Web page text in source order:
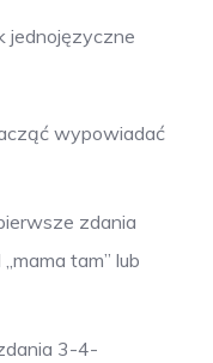
jednojęzyczne
wypowiadać
zdania
tam” lub
3-4-